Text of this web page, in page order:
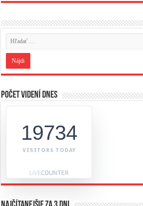
Počet videní dnes
19734
VISITORS TODAY